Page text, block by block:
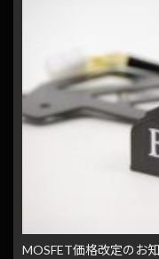
MOSFET価格改定のお